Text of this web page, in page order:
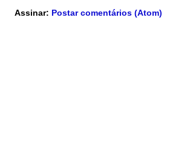
Assinar: Postar comentários (Atom)